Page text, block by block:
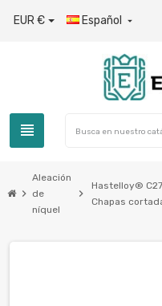
EUR € Español 
view_headline
chevron_right
Aleación
de
níquel
chevron_right
Hastelloy®
Chapas